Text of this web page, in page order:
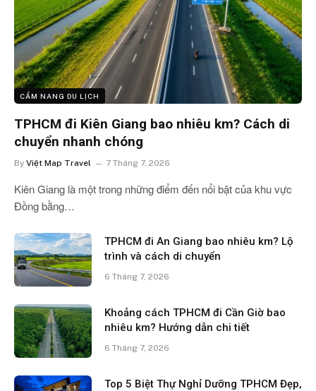
CẨM NANG DU LỊCH
TPHCM đi Kiên Giang bao nhiêu km? Cách di
chuyển nhanh chóng
By Việt Map Travel 7 Tháng 7, 2026
Kiên Giang là một trong những điểm đến nổi bật của khu vực
Đồng bằng…
TPHCM đi An Giang bao nhiêu km? Lộ
trình và cách di chuyển
6 Tháng 7, 2026
Khoảng cách TPHCM đi Cần Giờ bao
nhiêu km? Hướng dẫn chi tiết
6 Tháng 7, 2026
Top 5 Biệt Thự Nghỉ Dưỡng TPHCM Đẹp,